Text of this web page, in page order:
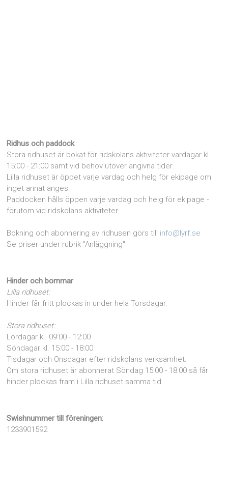
Ridhus och paddock
Stora ridhuset är bokat för ridskolans aktiviteter vardagar kl.
15:00 - 21:00 samt vid behov utöver angivna tider.
Lilla ridhuset är öppet varje vardag och helg för ekipage om
inget annat anges.
Paddocken hålls öppen varje vardag och helg för ekipage -
förutom vid ridskolans aktiviteter.
Bokning och abonnering av ridhusen görs till info@lyrf.se
Se priser under rubrik "Anläggning"
Hinder och bommar
Lilla ridhuset:
Hinder får fritt plockas in under hela Torsdagar.
Stora ridhuset:
Lördagar kl. 09:00 - 12:00
Söndagar kl. 15:00 - 18:00
Tisdagar och Onsdagar efter ridskolans verksamhet.
Om stora ridhuset är abonnerat Söndag 15:00 - 18:00 så får
hinder plockas fram i Lilla ridhuset samma tid.
Swishnummer till föreningen:
1233901592